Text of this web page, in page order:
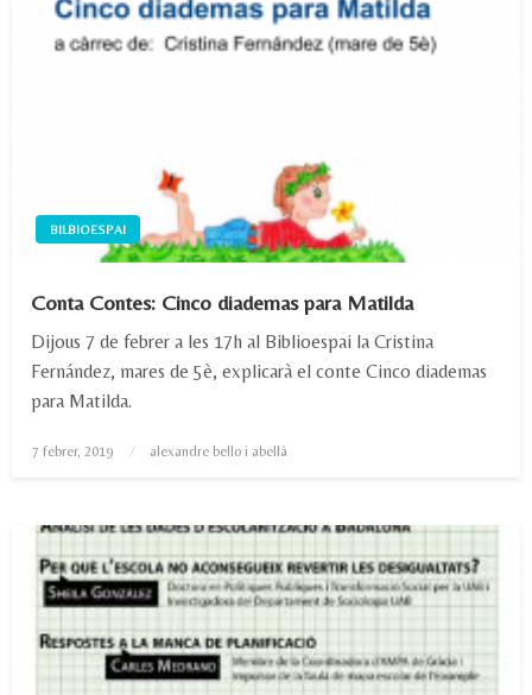
BILBIOESPAI
Conta Contes: Cinco diademas para Matilda
Dijous 7 de febrer a les 17h al Biblioespai la Cristina
Fernández, mares de 5è, explicarà el conte Cinco diademas
para Matilda.
Posted
7 febrer, 2019 alexandre bello i abellà